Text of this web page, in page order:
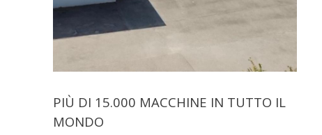
PIÙ DI 15.000 MACCHINE IN TUTTO IL
MONDO